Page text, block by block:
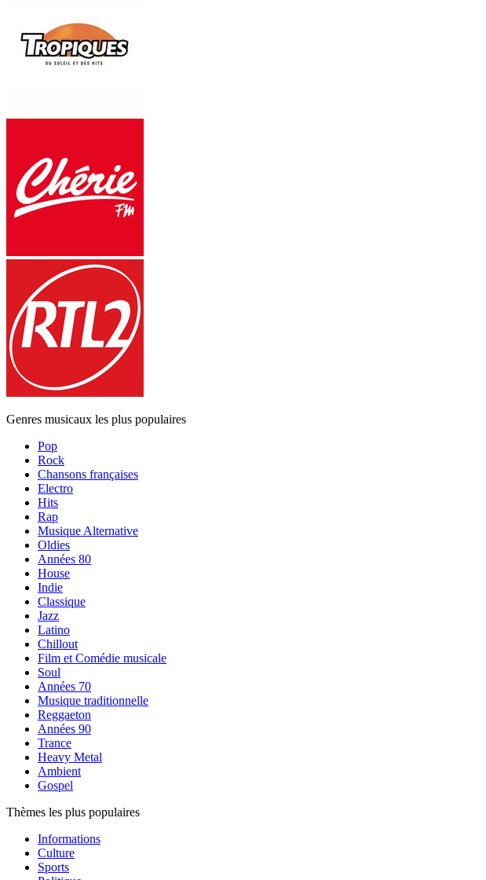
Genres musicaux les plus populaires
Pop
Rock
Chansons françaises
Electro
Hits
Rap
Musique Alternative
Oldies
Années 80
House
Indie
Classique
Jazz
Latino
Chillout
Film et Comédie musicale
Soul
Années 70
Musique traditionnelle
Reggaeton
Années 90
Trance
Heavy Metal
Ambient
Gospel
Thèmes les plus populaires
Informations
Culture
Sports